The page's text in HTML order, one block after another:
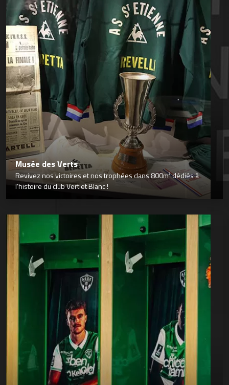
Musée des Verts
Revivez nos victoires et nos trophées dans 800m² dédiés à
l’histoire du club Vert et Blanc !